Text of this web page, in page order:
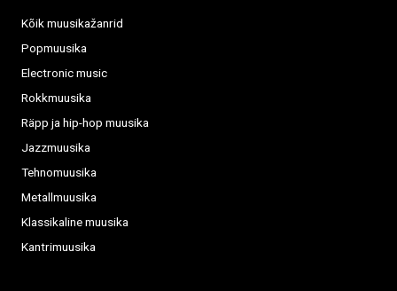
Kõik muusikažanrid
Popmuusika
Electronic music
Rokkmuusika
Räpp ja hip-hop muusika
Jazzmuusika
Tehnomuusika
Metallmuusika
Klassikaline muusika
Kantrimuusika